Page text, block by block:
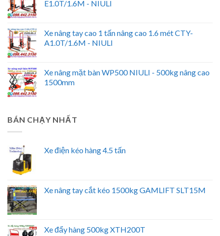
E1.0T/1.6M - NIULI
Xe nâng tay cao 1 tấn nâng cao 1.6 mét CTY-
A1.0T/1.6M - NIULI
Xe nâng mặt bàn WP500 NIULI - 500kg nâng cao
1500mm
BÁN CHẠY NHẤT
Xe điện kéo hàng 4.5 tấn
Xe nâng tay cắt kéo 1500kg GAMLIFT SLT15M
Xe đẩy hàng 500kg XTH200T